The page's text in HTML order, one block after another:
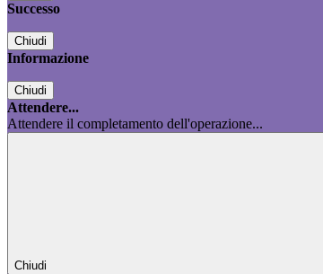
Successo
Chiudi
Informazione
Chiudi
Attendere...
Attendere il completamento dell'operazione...
Chiudi